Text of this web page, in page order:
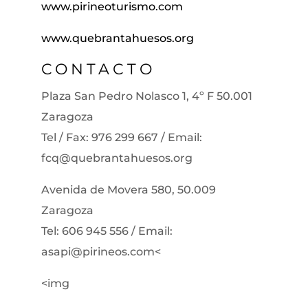
www.pirineoturismo.com
www.quebrantahuesos.org
CONTACTO
Plaza San Pedro Nolasco 1, 4º F 50.001
Zaragoza
Tel / Fax: 976 299 667 / Email:
fcq@quebrantahuesos.org
Avenida de Movera 580, 50.009
Zaragoza
Tel: 606 945 556 / Email:
asapi@pirineos.com<
<img